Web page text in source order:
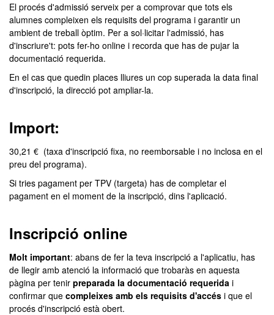
El procés d'admissió serveix per a comprovar que tots els
alumnes compleixen els requisits del programa i garantir un
ambient de treball òptim. Per a sol·licitar l'admissió, has
d'inscriure't: pots fer-ho online i recorda que has de pujar la
documentació requerida.
En el cas que quedin places lliures un cop superada la data final
d'inscripció, la direcció pot ampliar-la.
Import:
30,21 € (taxa d'inscripció fixa, no reemborsable i no inclosa en el
preu del programa).
Si tries pagament per TPV (targeta) has de completar el
pagament en el moment de la inscripció, dins l'aplicació.
Inscripció online
Molt important: abans de fer la teva inscripció a l'aplicatiu, has
de llegir amb atenció la informació que trobaràs en aquesta
pàgina per tenir preparada la documentació requerida i
confirmar que compleixes amb els requisits d'accés i que el
procés d'inscripció està obert.